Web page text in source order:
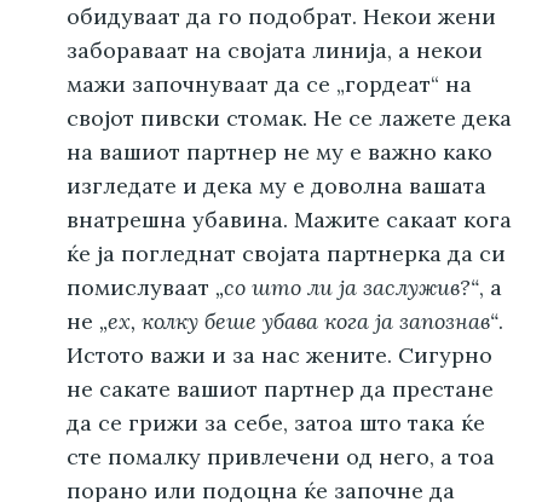
обидуваат да го подобрат. Некои жени
забораваат на својата линија, а некои
мажи започнуваат да се „гордеат“ на
својот пивски стомак. Не се лажете дека
на вашиот партнер не му е важно како
изгледате и дека му е доволна вашата
внатрешна убавина. Мажите сакаат кога
ќе ја погледнат својата партнерка да си
помислуваат „со што ли ја заслужив?“, а
не „ех, колку беше убава кога ја запознав“.
Истото важи и за нас жените. Сигурно
не сакате вашиот партнер да престане
да се грижи за себе, затоа што така ќе
сте помалку привлечени од него, а тоа
порано или подоцна ќе започне да